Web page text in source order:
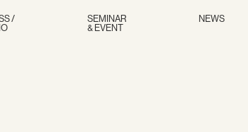
/
SEMINAR
& EVENT
NEWS